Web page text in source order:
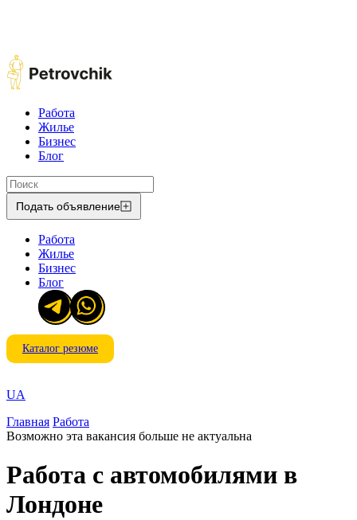
Работа
Жилье
Бизнес
Блог
Подать объявление
Работа
Жилье
Бизнес
Блог
Каталог резюме
UA
Главная Работа
Возможно эта вакансия больше не актуальна
Работа с автомобилями в
Лондоне